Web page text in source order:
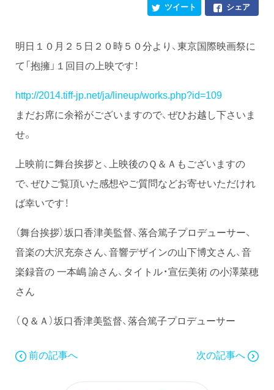
シェア
ツイート
明日１０月２５日２０時５０分より、東京国際映画祭に
て「抱擁」１回目の上映です！
http://2014.tiff-jp.net/ja/lineup/works.php?id=109
まだお席に余裕がございますので、ぜひお越し下さいま
せ。
上映前に舞台挨拶と、上映後のＱ＆Ａもございますの
で、ぜひご覧頂いた感想やご質問などお寄せいただけれ
ば幸いです！
（舞台挨拶）坂口香津美監督、落合篤子プロデューサー、
音楽の大沢充奈さん、音響デザインの山下博文さん、音
楽録音の 一本嶋 諭さん、タイトル・宣伝美術 の小澤菜穂
さん
（Ｑ＆Ａ）坂口香津美監督、落合篤子プロデューサー
前の記事へ 次の記事へ